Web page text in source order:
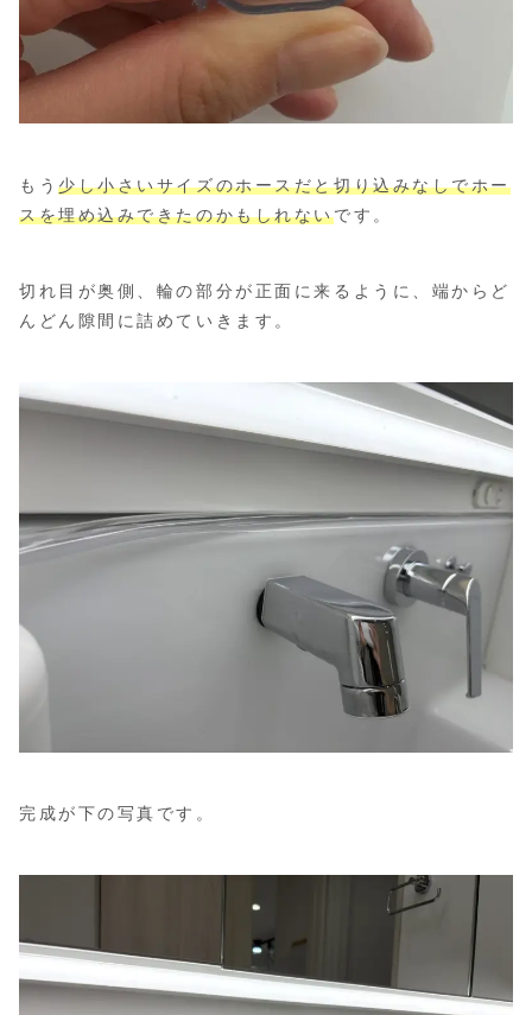
もう少し小さいサイズのホースだと切り込みなしでホー
スを埋め込みできたのかもしれないです。
切れ目が奥側、輪の部分が正面に来るように、端からど
んどん隙間に詰めていきます。
完成が下の写真です。